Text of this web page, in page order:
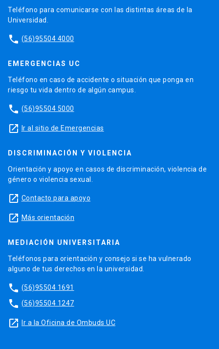
Teléfono para comunicarse con las distintas áreas de la
Universidad.
phone (56)95504 4000
EMERGENCIAS UC
Teléfono en caso de accidente o situación que ponga en
riesgo tu vida dentro de algún campus.
phone (56)95504 5000
launch Ir al sitio de Emergencias
DISCRIMINACIÓN Y VIOLENCIA
Orientación y apoyo en casos de discriminación, violencia de
género o violencia sexual.
launch Contacto para apoyo
launch Más orientación
MEDIACIÓN UNIVERSITARIA
Teléfonos para orientación y consejo si se ha vulnerado
alguno de tus derechos en la universidad.
phone (56)95504 1691
phone (56)95504 1247
launch Ir a la Oficina de Ombuds UC